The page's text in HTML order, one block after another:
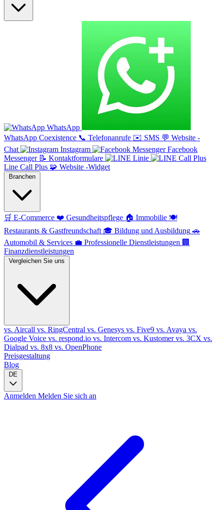
WhatsApp
WhatsApp Coexistence 📞 Telefonanrufe ✉️ SMS 💬 Website -
Chat
Instagram
Facebook
Messenger 📝 Kontaktformulare
Linie
Line Call Plus 🧩 Website -Widget
Branchen
🛒 E-Commerce ❤️ Gesundheitspflege 🏠 Immobilie 🍽️
Restaurants & Gastfreundschaft 🎓 Bildung und Ausbildung 🚗
Automobil & Services 💼 Professionelle Dienstleistungen 🏢
Finanzdienstleistungen
Vergleichen Sie uns
vs. Aircall vs. RingCentral vs. Genesys vs. Five9 vs. Avaya vs.
Google Voice vs. respond.io vs. Intercom vs. Kustomervs. 3CX vs.
Dialpad vs. 8x8 vs. OpenPhone
Preisgestaltung
Blog
DE
Anmelden Melden Sie sich an